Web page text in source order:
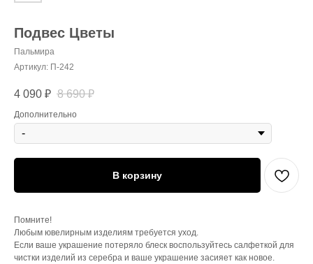
Подвес Цветы
Пальмира
Артикул: П-242
4 090 ₽ 8 690 ₽
Дополнительно
В корзину
Помните!
Любым ювелирным изделиям требуется уход.
Если ваше украшение потеряло блеск воспользуйтесь салфеткой для
чистки изделий из серебра и ваше украшение засияет как новое.